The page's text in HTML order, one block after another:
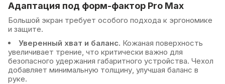
Адаптация под форм-фактор Pro Max
Большой экран требует особого подхода к эргономике
и защите.
Уверенный хват и баланс. Кожаная поверхность
увеличивает трение, что критически важно для
безопасного удержания габаритного устройства. Чехол
добавляет минимальную толщину, улучшая баланс в
руке.